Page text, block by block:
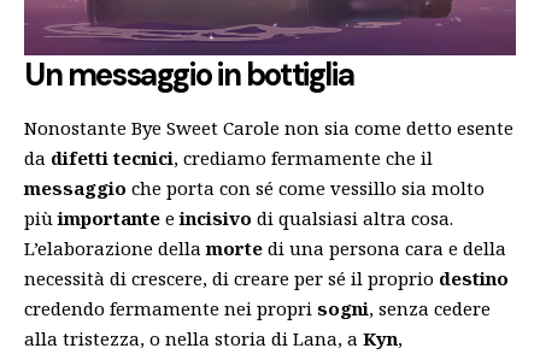
Un messaggio in bottiglia
Nonostante Bye Sweet Carole non sia come detto esente
da difetti tecnici, crediamo fermamente che il
messaggio che porta con sé come vessillo sia molto
piùimportante eincisivo di qualsiasi altra cosa.
L’elaborazione dellamorte di una persona cara e della
necessità di crescere, di creare per sé il proprio destino
credendo fermamente nei propri sogni, senza cedere
alla tristezza, o nella storia di Lana, a Kyn,